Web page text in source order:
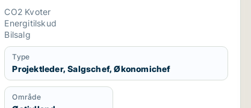
CO2 Kvoter
Energitilskud
Bilsalg
Type
Projektleder, Salgschef, Økonomichef
Område